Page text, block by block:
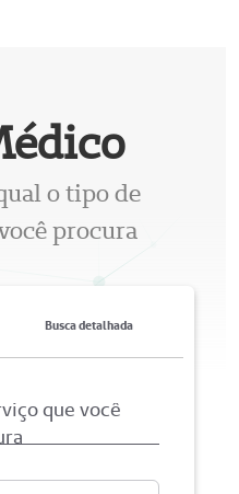
o tipo de
procura
Busca detalhada
que você